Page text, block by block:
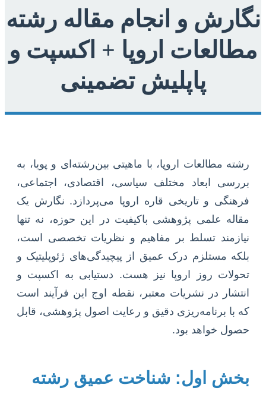
نگارش و انجام مقاله رشته
مطالعات اروپا + اکسپت و
پاپلیش تضمینی
رشته مطالعات اروپا، با ماهیتی بین‌رشته‌ای و پویا، به
بررسی ابعاد مختلف سیاسی، اقتصادی، اجتماعی،
فرهنگی و تاریخی قاره اروپا می‌پردازد. نگارش یک
مقاله علمی پژوهشی باکیفیت در این حوزه، نه تنها
نیازمند تسلط بر مفاهیم و نظریات تخصصی است،
بلکه مستلزم درک عمیق از پیچیدگی‌های ژئوپلیتیک و
تحولات روز اروپا نیز هست. دستیابی به اکسپت و
انتشار در نشریات معتبر، نقطه اوج این فرآیند است
که با برنامه‌ریزی دقیق و رعایت اصول پژوهشی، قابل
حصول خواهد بود.
بخش اول: شناخت عمیق رشته